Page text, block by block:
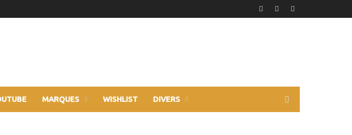
MARQUES WISHLIST DIVERS